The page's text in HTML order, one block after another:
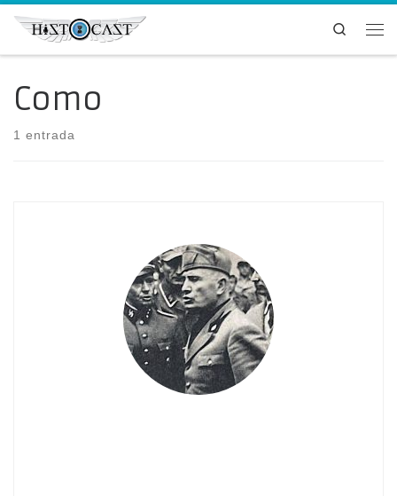
Saltar al contenido
Search
Como
1 entrada